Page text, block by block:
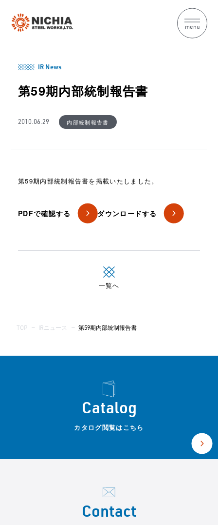
menu
IR News
第59期内部統制報告書
2010.06.29 内部統制報告書
第59期内部統制報告書を掲載いたしました。
PDFで確認する ダウンロードする
一覧へ
TOP — IRニュース — 第59期内部統制報告書
Catalog
カタログ閲覧はこちら
Contact